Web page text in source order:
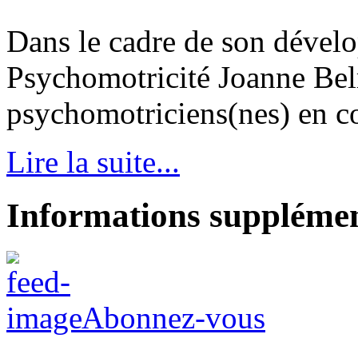
Dans le cadre de son
Psychomotricité Joanne
psychomotriciens(nes) en
Lire la suite...
Informations
Abonnez-vous